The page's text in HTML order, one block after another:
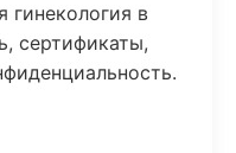
гинекология в
сертификаты,